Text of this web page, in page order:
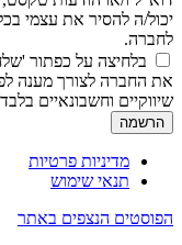
יכול/ה להסיר את עצמי
לחברה.
בלחיצה על כפתור
את החברה לצורך מענה
שיווקיים וחשבונאיים
מדיניות פרטיות
תנאי שימוש
הפוסטים הנצפים באתר